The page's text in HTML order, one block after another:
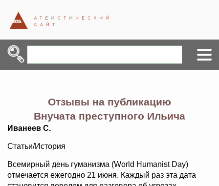
Отзывы на публикацию
Внучата преступного Ильича
Иванеев С.
Статьи/История
Всемирный день гуманизма (World Humanist Day)
отмечается ежегодно 21 июня. Каждый раз эта дата